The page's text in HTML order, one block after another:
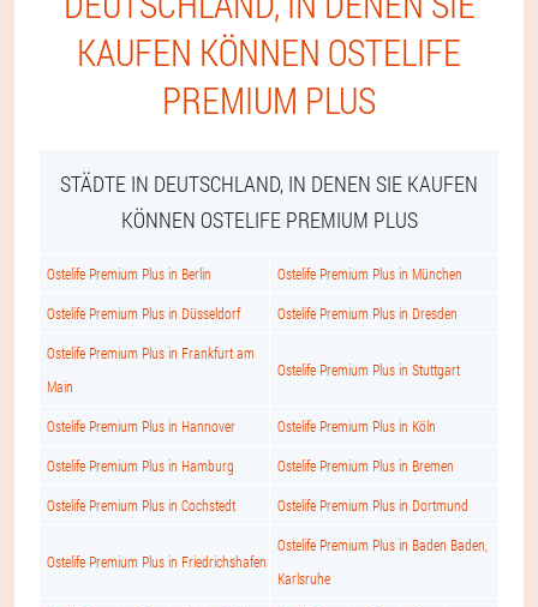
KAUFEN KÖNNEN OSTELIFE
PREMIUM PLUS
STÄDTE IN DEUTSCHLAND, IN DENEN SIE KAUFEN
KÖNNEN OSTELIFE PREMIUM PLUS
Ostelife Premium Plus in Berlin Ostelife Premium Plus in München
Ostelife Premium Plus in Düsseldorf Ostelife Premium Plus in Dresden
Ostelife Premium Plus in Frankfurt am
Main
Ostelife Premium Plus in Stuttgart
Ostelife Premium Plus in Hannover Ostelife Premium Plus in Köln
Ostelife Premium Plus in Hamburg Ostelife Premium Plus in Bremen
Ostelife Premium Plus in Cochstedt Ostelife Premium Plus in Dortmund
Ostelife Premium Plus in Friedrichshafen
Ostelife Premium Plus in Baden Baden,
Karlsruhe